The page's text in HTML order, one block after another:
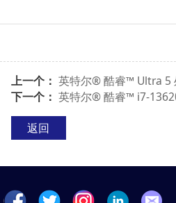
上一个： 英特尔® 酷睿™ Ultra 5
下一个： 英特尔® 酷睿™ i7-
返回